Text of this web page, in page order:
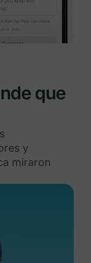
que
y
miraron